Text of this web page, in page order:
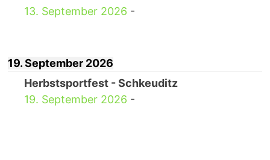
13. September 2026 -
19. September 2026
Herbstsportfest - Schkeuditz
19. September 2026 -